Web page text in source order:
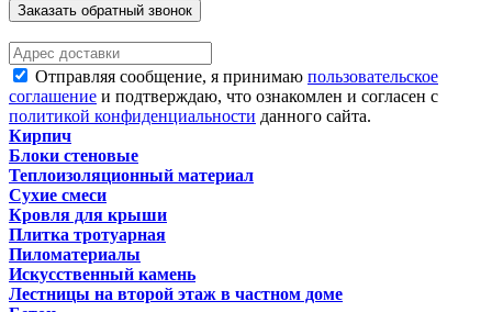
Заказать обратный звонок
Отправляя сообщение, я принимаю пользовательское
соглашение и подтверждаю, что ознакомлен и согласен с
политикой конфиденциальности данного сайта.
Кирпич
Блоки стеновые
Теплоизоляционный материал
Сухие смеси
Кровля для крыши
Плитка тротуарная
Пиломатериалы
Искусственный камень
Лестницы на второй этаж в частном доме